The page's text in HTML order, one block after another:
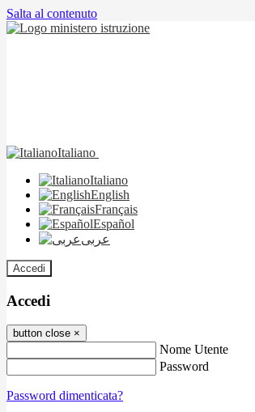
Salta al contenuto
Italiano
Italiano
English
Français
Español
عربى
Accedi
Accedi
button close ×
Nome Utente
Password
Password dimenticata?